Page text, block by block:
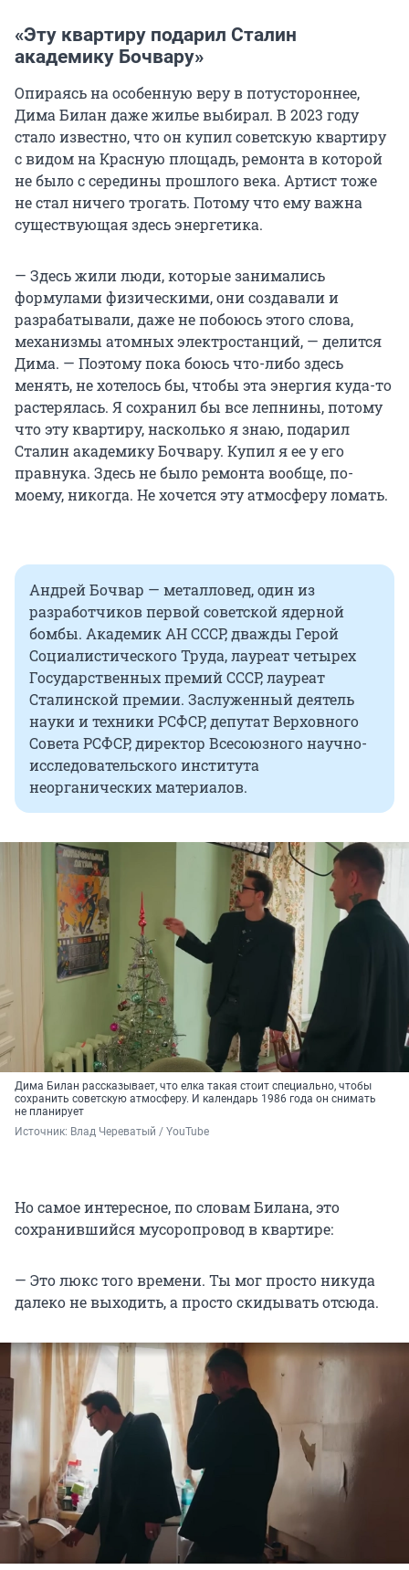
«Эту квартиру подарил Сталин
академику Бочвару»
Опираясь на особенную веру в потустороннее,
Дима Билан даже жилье выбирал. В 2023 году
стало известно, что он купил советскую квартиру
с видом на Красную площадь, ремонта в которой
не было с середины прошлого века. Артист тоже
не стал ничего трогать. Потому что ему важна
существующая здесь энергетика.
— Здесь жили люди, которые занимались
формулами физическими, они создавали и
разрабатывали, даже не побоюсь этого слова,
механизмы атомных электростанций, — делится
Дима. — Поэтому пока боюсь что-либо здесь
менять, не хотелось бы, чтобы эта энергия куда-то
растерялась. Я сохранил бы все лепнины, потому
что эту квартиру, насколько я знаю, подарил
Сталин академику Бочвару. Купил я ее у его
правнука. Здесь не было ремонта вообще, по-
моему, никогда. Не хочется эту атмосферу ломать.
Андрей Бочвар — металловед, один из
разработчиков первой советской ядерной
бомбы. Академик АН СССР, дважды Герой
Социалистического Труда, лауреат четырех
Государственных премий СССР, лауреат
Сталинской премии. Заслуженный деятель
науки и техники РСФСР, депутат Верховного
Совета РСФСР, директор Всесоюзного научно-
исследовательского института
неорганических материалов.
Дима Билан рассказывает, что елка такая стоит специально, чтобы
сохранить советскую атмосферу. И календарь 1986 года он снимать
не планирует
Источник: Влад Череватый / YouTube
Но самое интересное, по словам Билана, это
сохранившийся мусоропровод в квартире:
— Это люкс того времени. Ты мог просто никуда
далеко не выходить, а просто скидывать отсюда.